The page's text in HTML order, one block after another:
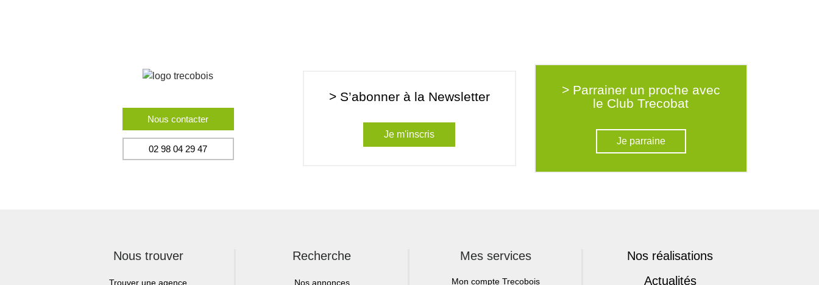
Nous contacter
02 98 04 29 47
> S’abonner à la Newsletter
Je m'inscris
> Parrainer un proche avec
le Club Trecobat
Je parraine
Nous trouver
Trouver une agence
Recherche
Nos annonces
Mes services
Mon compte Trecobois
Nos réalisations
Actualités